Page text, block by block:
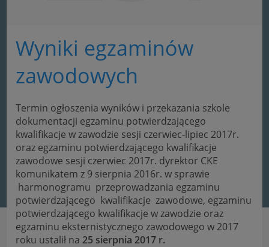
Wyniki egzaminów
zawodowych
Termin ogłoszenia wyników i przekazania szkole
dokumentacji egzaminu potwierdzającego
kwalifikacje w zawodzie sesji czerwiec-lipiec 2017r.
oraz egzaminu potwierdzającego kwalifikacje
zawodowe sesji czerwiec 2017r. dyrektor CKE
komunikatem z 9 sierpnia 2016r. w sprawie
harmonogramu przeprowadzania egzaminu
potwierdzającego kwalifikacje zawodowe, egzaminu
potwierdzającego kwalifikacje w zawodzie oraz
egzaminu eksternistycznego zawodowego w 2017
roku ustalił na25 sierpnia 2017 r.